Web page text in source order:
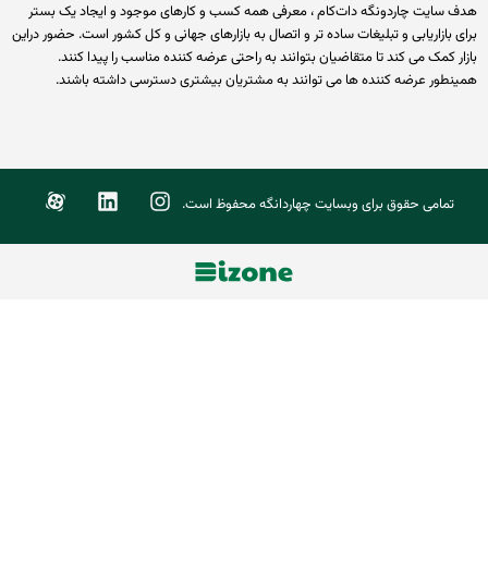
سایت چاردونگه دات‌کام ، معرفی همه کسب و کارهای موجود و ایجاد یک بستر
بازاریابی و تبلیغات ساده تر و اتصال به بازارهای جهانی و کل کشور است. حضور دراین
کمک می کند تا متقاضیان بتوانند به راحتی عرضه کننده مناسب را پیدا کنند.
عرضه کننده ها می توانند به مشتریان بیشتری دسترسی داشته باشند.
تمامی حقوق برای وبسایت چهاردانگه محفوظ است.